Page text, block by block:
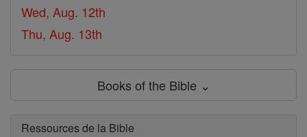
Wed, Aug. 12th
Thu, Aug. 13th
Books of the Bible ⌄
Ressources de la Bible